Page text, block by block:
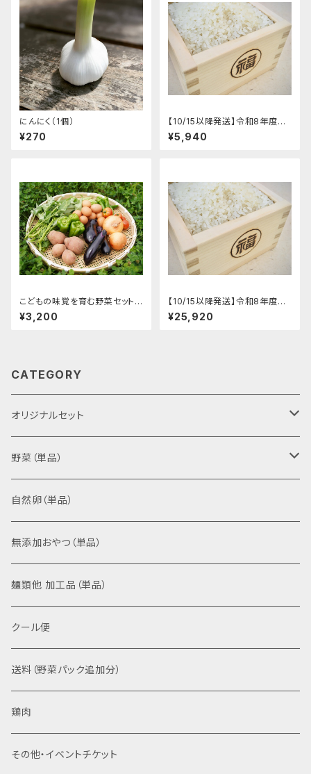
にんにく（1個）
¥270
【10/15以降発送】令和8年度産
新米予約受付中（5キロ)
¥5,940
こどもの味覚を育む野菜セットM
（野菜8種、卵10個）
¥3,200
【10/15以降発送】令和8年度産
新米予約受付中（24キロ)
¥25,920
CATEGORY
オリジナルセット
野菜、卵セット
加工品セット
お米、野菜、卵セット
苗セット
お米、卵セット
野菜（単品）
根菜こんさい、いつもの根菜
自然卵（単品）
無添加おやつ（単品）
麺類他 加工品（単品）
クール便
送料（野菜パック追加分）
鶏肉
その他・イベントチケット